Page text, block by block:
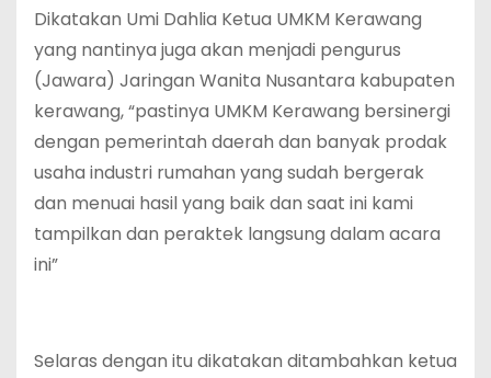
Dikatakan Umi Dahlia Ketua UMKM Kerawang
yang nantinya juga akan menjadi pengurus
(Jawara) Jaringan Wanita Nusantara kabupaten
kerawang, “pastinya UMKM Kerawang bersinergi
dengan pemerintah daerah dan banyak prodak
usaha industri rumahan yang sudah bergerak
dan menuai hasil yang baik dan saat ini kami
tampilkan dan peraktek langsung dalam acara
ini”
Selaras dengan itu dikatakan ditambahkan ketua